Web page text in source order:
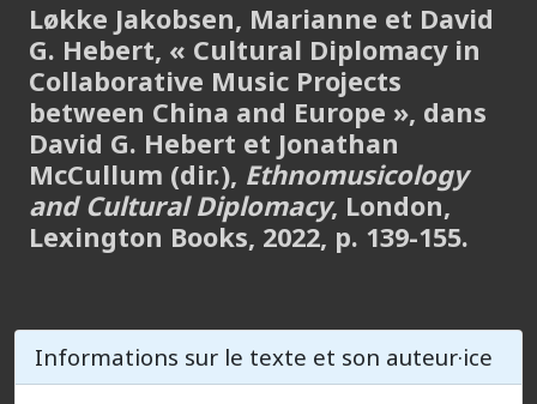
Løkke Jakobsen, Marianne et David
G. Hebert, « Cultural Diplomacy in
Collaborative Music Projects
between China and Europe », dans
David G. Hebert et Jonathan
McCullum (dir.), Ethnomusicology
and Cultural Diplomacy, London,
Lexington Books, 2022, p. 139-155.
Informations sur le texte et son auteur·ice